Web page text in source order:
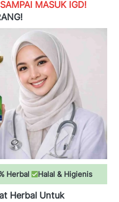
MASUK IGD!
Herbal Halal & Higienis
Herbal Untuk